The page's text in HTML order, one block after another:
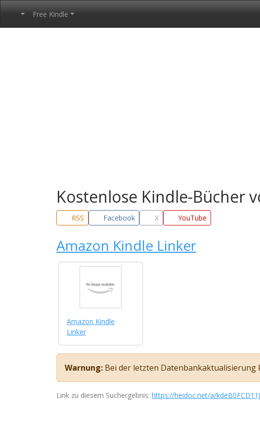
Free Kindle
Kostenlose Kindle-Bücher
RSS Facebook X YouTube
Amazon Kindle Linker
Amazon Kindle
Linker
Warnung: Bei der letzten
Link zu diesem Suchergebnis: https://heidoc.net/a/